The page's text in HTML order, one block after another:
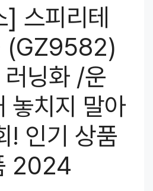
스피리테
(GZ9582)
러닝화 /운
놓치지 말아
! 인기 상품
2024